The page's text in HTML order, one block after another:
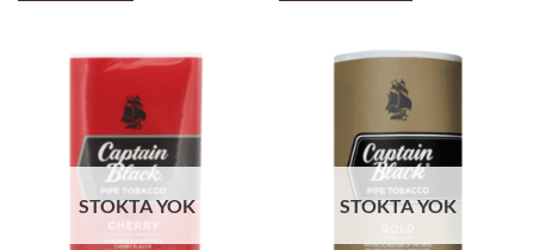
STOKTA YOK STOKTA YOK